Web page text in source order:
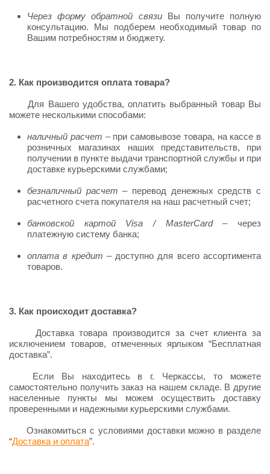
Через форму обратной связиВы получите полную
консультацию. Мы подберем необходимый товар по
Вашим потребностям и бюджету.
2. Как производится оплата товара?
Для Вашего удобства, оплатить выбранный товар Вы
можете несколькими способами:
наличный расчет – при самовывозе товара, на кассе в
розничных магазинах наших представительств, при
получении в пункте выдачи транспортной службы и при
доставке курьерскими службами;
безналичный расчет – перевод денежных средств с
расчетного счета покупателя на наш расчетный счет;
банковской картой Visa / MasterCard– через
платежную систему банка;
оплата в кредит – доступно для всего ассортимента
товаров.
3. Как происходит доставка?
Доставка товара производится за счет клиента за
исключением товаров, отмеченных ярлыком “Бесплатная
доставка”.
Если Вы находитесь в г. Черкассы, то можете
самостоятельно получить заказ на нашем складе. В другие
населенные пункты мы можем осуществить доставку
проверенными и надежными курьерскими службами.
Ознакомиться с условиями доставки можно в разделе
“Доставка и оплата”.